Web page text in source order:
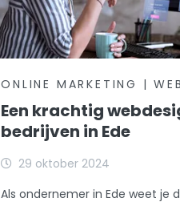
ONLINE MARKETING |
Een krachtig
bedrijven in Ede
29 oktober 2024
Als ondernemer in Ede weet je